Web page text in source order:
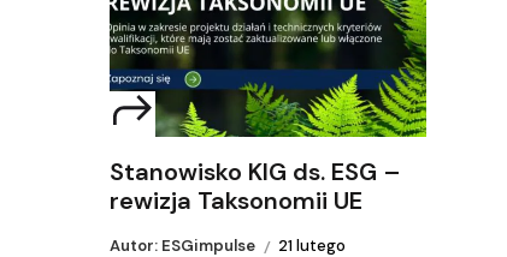
Stanowisko KIG ds. ESG –
rewizja Taksonomii UE
Autor: ESGimpulse 21 lutego